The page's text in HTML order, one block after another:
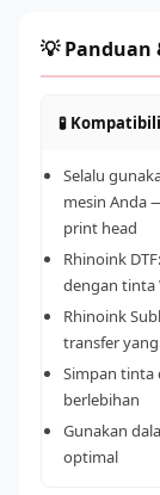
💡 Panduan
🧪
Selalu
mesin Anda
print head
Rhinoink
dengan tinta
Rhinoink
transfer
Simpan tinta
berlebihan
Gunakan
optimal